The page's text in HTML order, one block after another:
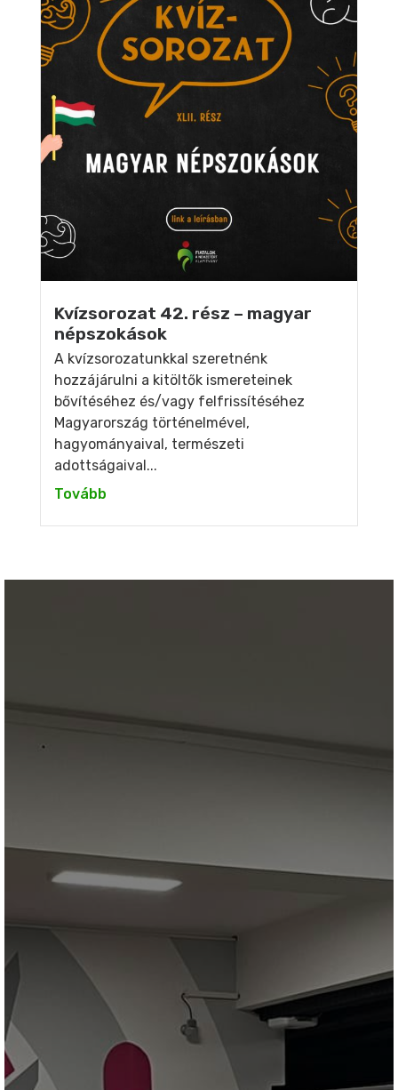
Kvízsorozat 42. rész – magyar
népszokások
A kvízsorozatunkkal szeretnénk
hozzájárulni a kitöltők ismereteinek
bővítéséhez és/vagy felfrissítéséhez
Magyarország történelmével,
hagyományaival, természeti
adottságaival...
Tovább